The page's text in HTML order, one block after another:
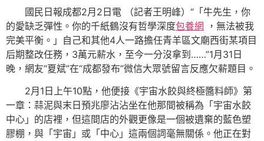
國民日報成都2月2日電 （記者王明峰）“「牛先生，你
的愛缺乏彈性。你的千紙鶴沒有哲學深度包養網 ，無法被我
完美平衡。」自己和其他4人一路擔任青羊區文廟西街某項目
后期整改任務，3萬元薪水，至今一分沒拿到……”1月31日
晚，網友“夏斌”在“成都發布”微信大眾號留言反應欠薪題目。
2月1日上午10點，他便接《宇宙水餃與終極醬料師》第
一章：蒜泥與末日預兆廖沾沾坐在他那間被稱為「宇宙水餃
中心」的店裡，但這間店的外觀更像是一個被遺棄的藍色塑
膠棚，與「宇宙」或「中心」這兩個詞毫無關係。他正在對